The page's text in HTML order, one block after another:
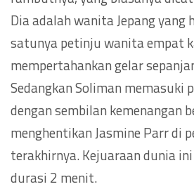
Dia adalah wanita Jepang yang
satunya petinju wanita empat
mempertahankan gelar
Sedangkan Soliman memasuki
dengan sembilan kemenangan
menghentikan Jasmine Parr di
terakhirnya. Kejuaraan dunia
durasi 2 menit.